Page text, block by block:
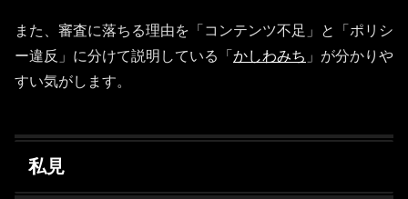
また、審査に落ちる理由を「コンテンツ不足」と「ポリシ
ー違反」に分けて説明している「 かしわみち 」が分かりや
すい気がします。
私見